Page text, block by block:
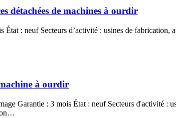
détachées de machines à ourdir
: neuf Secteurs d’activité : usines de fabrication,
à ourdir
Garantie : 3 mois État : neuf Secteurs d'activité :